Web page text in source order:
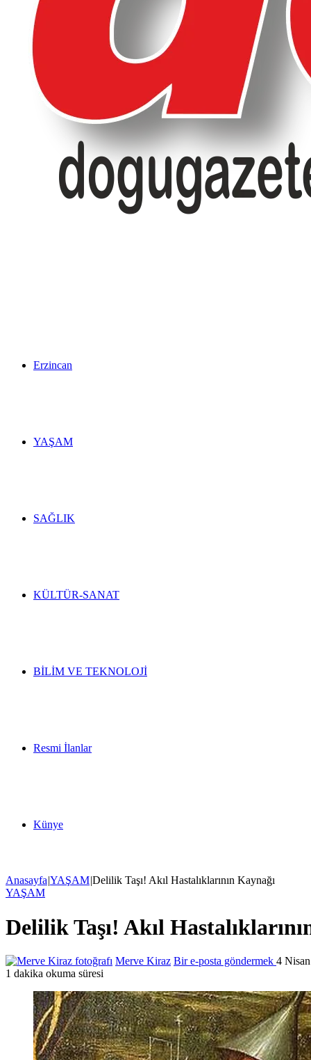
Erzincan
YAŞAM
SAĞLIK
KÜLTÜR-SANAT
BİLİM VE TEKNOLOJİ
Resmi İlanlar
Künye
Anasayfa|YAŞAM|Delilik Taşı! Akıl Hastalıklarının Kaynağı
YAŞAM
Delilik Taşı! Akıl
Merve Kiraz Bir e-posta göndermek 4
1 dakika okuma süresi